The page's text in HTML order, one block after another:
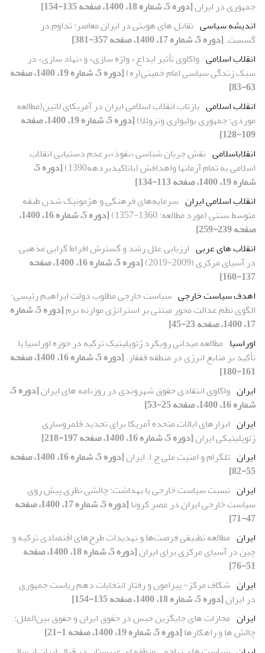
جمهوری در ایران[دوره 5، شماره 18، 1400، صفحه 135-154]
اندیشه سیاسی تقابل های هویتی در ایران معاصر؛ تداوم در
گسست.[دوره 5، شماره 17، 1400، صفحه 357-381]
انقلاب اسلامی واکاوی تأثیر ابداع « واژه سازی» و «نهاد سازی» در
سبک زندگی سیاسی امام خمینی(ره)
[دوره 5، شماره 19، 1400، صفحه
63-83]
انقلاب اسلامی بازتاب انقلاب اسلامی ایران در آمریکای لاتین(مطالعه
موردی: جمهوری بولیواری ونزوئلا)
[دوره 5، شماره 19، 1400، صفحه
109-128]
انقلاباسلامی نقش جریان شناسیِ «نفوذ»برعدم دستیابی انقلاب
اسلامی به تمام آرمانها واهدافش (باتاکیدبردهه1390)
[دوره 5،
شماره 19، 1400، صفحه 113-134]
انقلاب اسلامی ایران سرمایه‌های فرهنگی و هژمونیک شدن طبقه
متوسط سنتی (مورد مطالعه: 1360-1357)
[دوره 5، شماره 16، 1400،
صفحه 239-259]
انقلاب های عربی ارزیابی علل رشد و گسترش افراط گرایی مذهبی
در آسیای مرکزی (2009-2019)
[دوره 5، شماره 16، 1400، صفحه
137-160]
اهدف سیاست خارجی سیاست خارجی مطلوب دولت ابراهیم رئیسی؛
الگوی نظم عدالت محور مبتنی بر استراتژی موازنه نرم
[دوره 5، شماره
17، 1400، صفحه 23-45]
اوراسیا مطالعه میدانی رویکرد ژئوپلیتیک ترکیه در حوزه اوراسیا با
تأکید بر منابع انرژی در منطقه قفقاز.
[دوره 5، شماره 16، 1400، صفحه
161-180]
ایران واکاوی انتقادی حقوق شهروندی در روزنامه های ایران
[دوره 5،
شماره 16، 1400، صفحه 25-53]
ایران ابزارهای ایالات متحده آمریکا برای تحدید قلمروسازی
ژئوپلیتیکی ایران[دوره 5، شماره 16، 1400، صفحه 197-218]
ایران تلگرام و امنیت ملی ج.ا. ایران
[دوره 5، شماره 16، 1400، صفحه
55-82]
ایران نسبت سیاست خارجی با بهداشت: چالشی نظری پیش روی
سیاست خارجی ایران در عصر کرونا
[دوره 5، شماره 17، 1400، صفحه
47-71]
ایران مطالعه تطبیقی فرصت‌ها و تهدیدات طرح‌های اقتصادی ترکیه و
چین در آسیای ‌مرکزی برای ایران
[دوره 5، شماره 18، 1400، صفحه
51-76]
ایران شکاف مرکز- پیرامون و رفتار انتخابات دهم ریاست جمهوری
در ایران[دوره 5، شماره 18، 1400، صفحه 135-154]
ایران مجازات های جایگزین حبس در حقوق ایران و حقوق بین‌الملل؛
چالش ها و راهکارها[دوره 5، شماره 19، 1400، صفحه 1-21]